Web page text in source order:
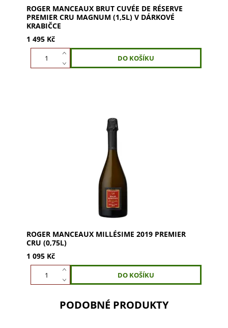
ROGER MANCEAUX BRUT CUVÉE DE RÉSERVE
PREMIER CRU MAGNUM (1,5L) V DÁRKOVÉ
KRABIČCE
1 495 Kč
Ročníkové šampaňské z rodinného domu Roger
Manceaux, který ve čtvrté generaci pěstuje hrozny
na prestižních vinicích Premier a Grand Cru v...
ROGER MANCEAUX MILLÉSIME 2019 PREMIER
CRU (0,75L)
1 095 Kč
PODOBNÉ PRODUKTY